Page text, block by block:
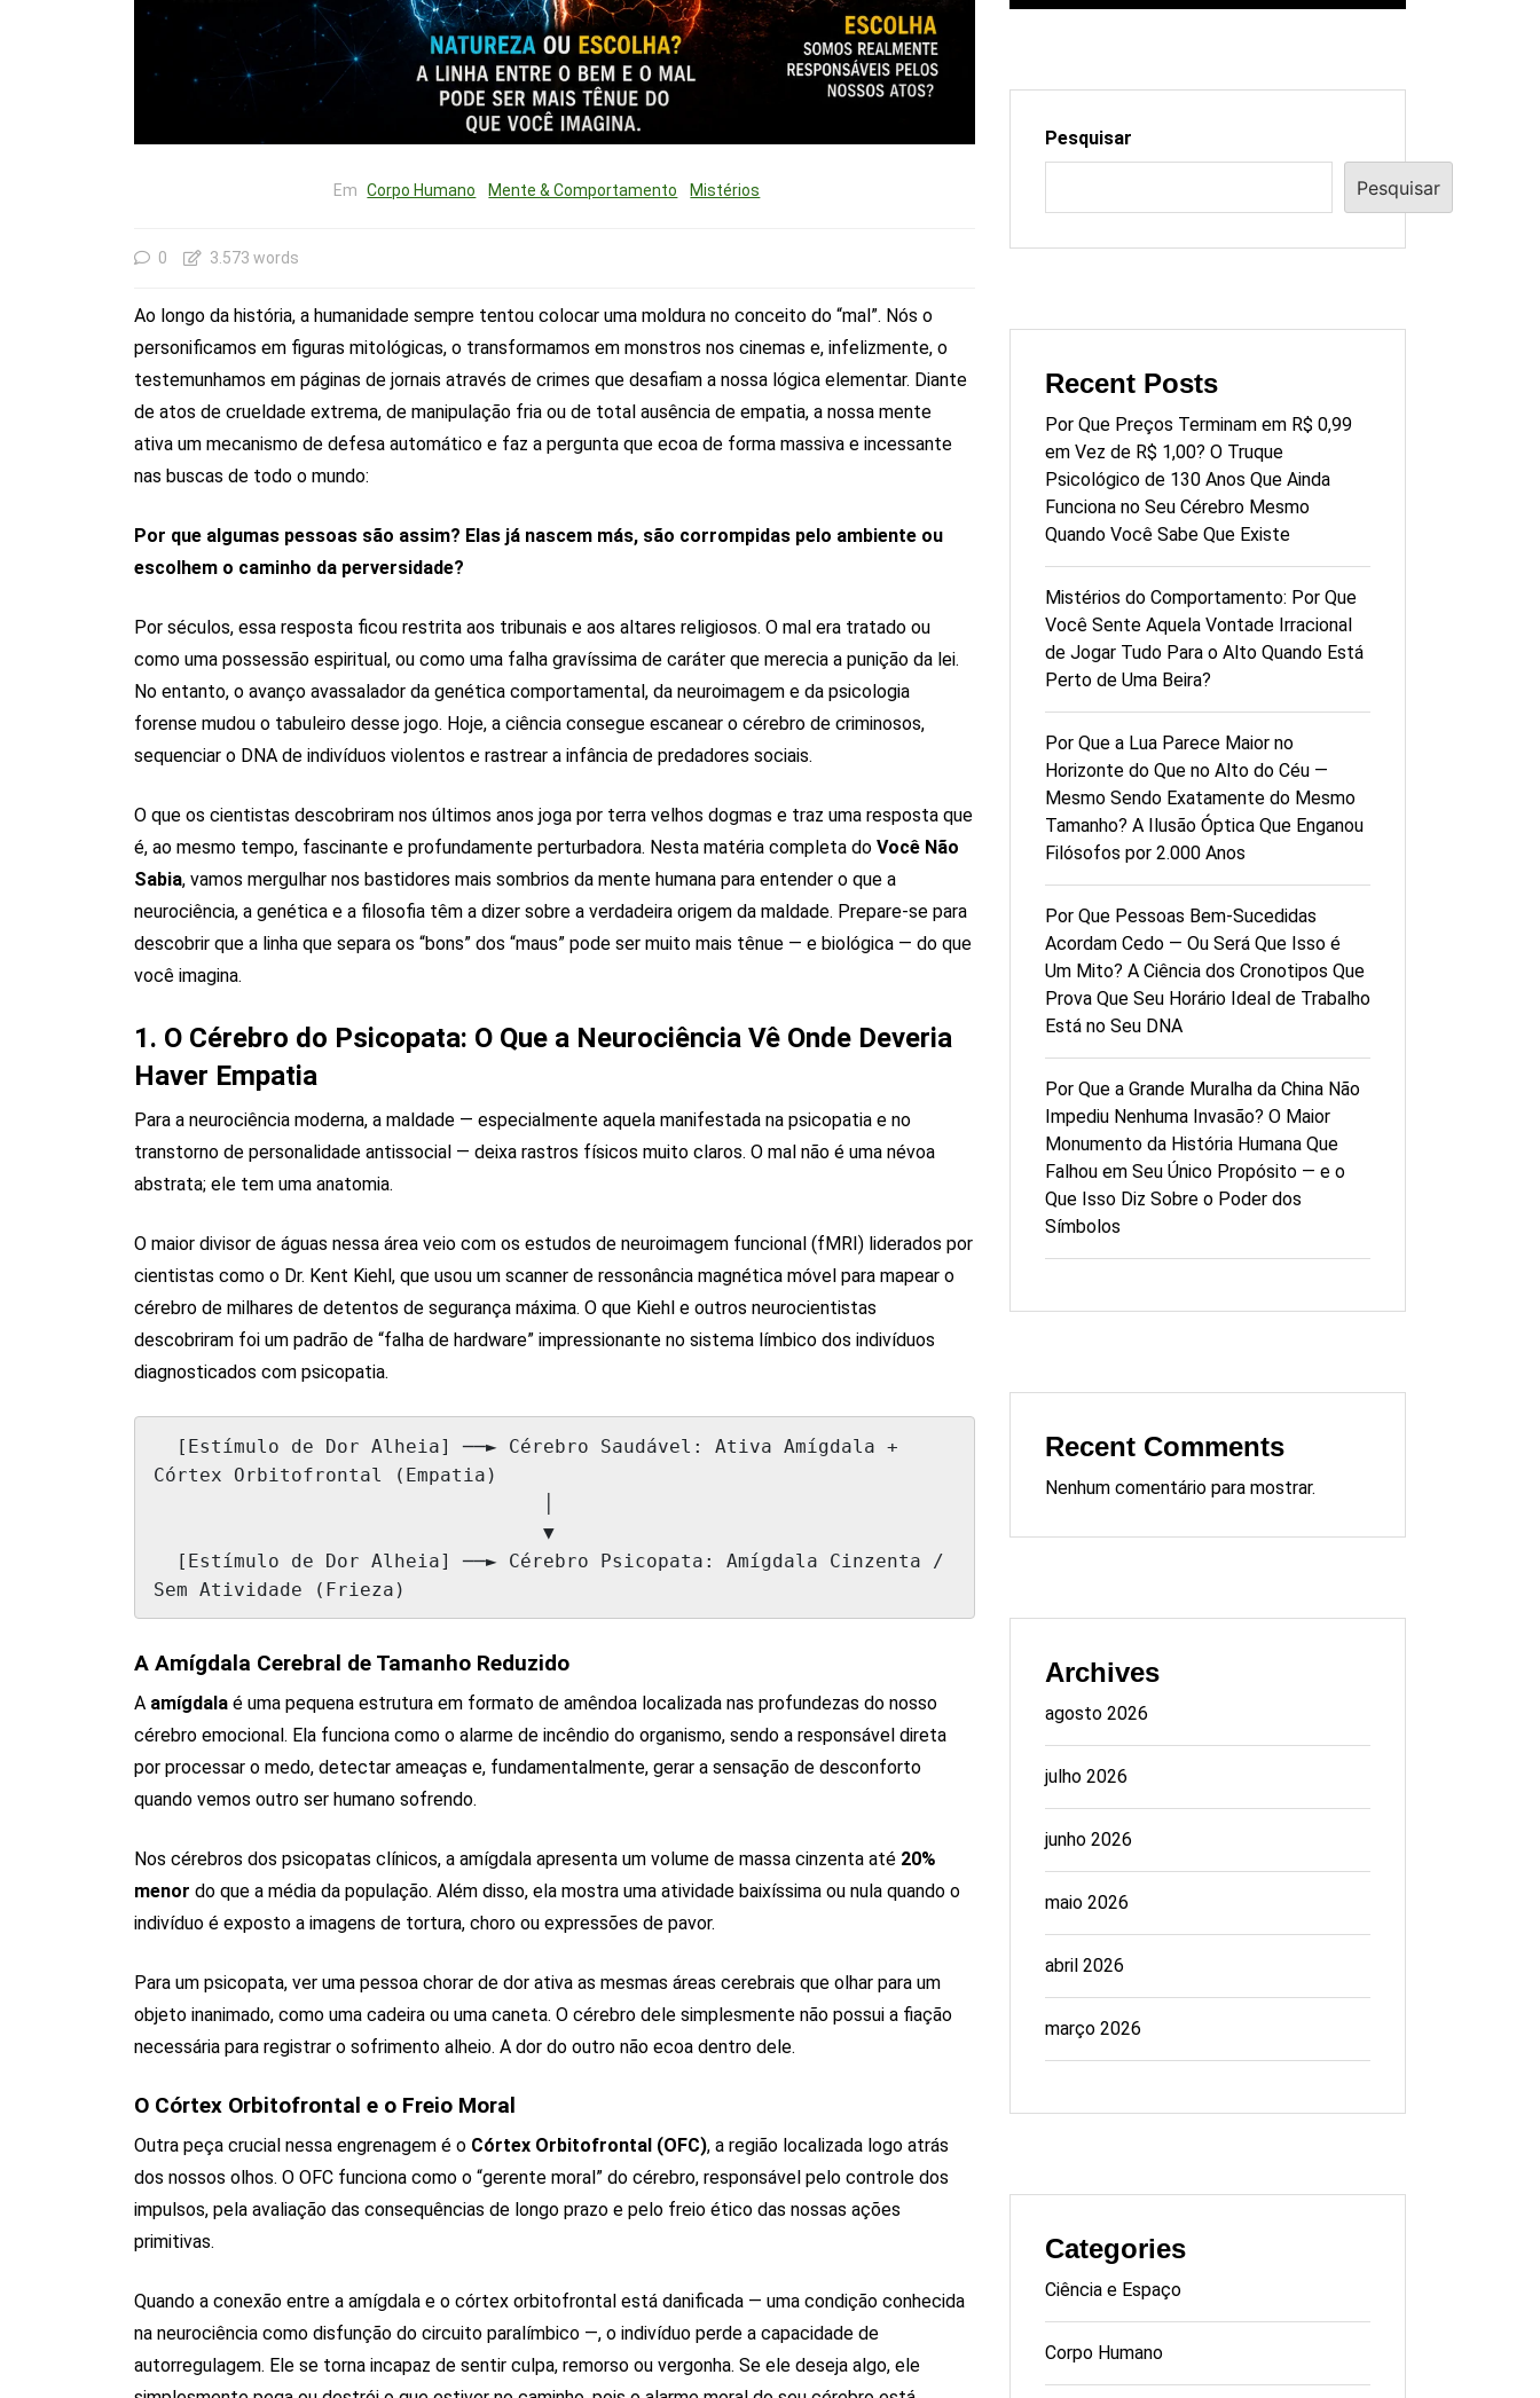
Em Corpo Humano Mente & Comportamento Mistérios
0 3.573 words
Ao longo da história, a humanidade sempre tentou colocar uma moldura no conceito do “mal”. Nós o
personificamos em figuras mitológicas, o transformamos em monstros nos cinemas e, infelizmente, o
testemunhamos em páginas de jornais através de crimes que desafiam a nossa lógica elementar. Diante
de atos de crueldade extrema, de manipulação fria ou de total ausência de empatia, a nossa mente
ativa um mecanismo de defesa automático e faz a pergunta que ecoa de forma massiva e incessante
nas buscas de todo o mundo:
Por que algumas pessoas são assim? Elas já nascem más, são corrompidas pelo ambiente ou
escolhem o caminho da perversidade?
Por séculos, essa resposta ficou restrita aos tribunais e aos altares religiosos. O mal era tratado ou
como uma possessão espiritual, ou como uma falha gravíssima de caráter que merecia a punição da lei.
No entanto, o avanço avassalador da genética comportamental, da neuroimagem e da psicologia
forense mudou o tabuleiro desse jogo. Hoje, a ciência consegue escanear o cérebro de criminosos,
sequenciar o DNA de indivíduos violentos e rastrear a infância de predadores sociais.
O que os cientistas descobriram nos últimos anos joga por terra velhos dogmas e traz uma resposta que
é, ao mesmo tempo, fascinante e profundamente perturbadora. Nesta matéria completa do Você Não
Sabia, vamos mergulhar nos bastidores mais sombrios da mente humana para entender o que a
neurociência, a genética e a filosofia têm a dizer sobre a verdadeira origem da maldade. Prepare-se para
descobrir que a linha que separa os “bons” dos “maus” pode ser muito mais tênue — e biológica — do que
você imagina.
1. O Cérebro do Psicopata: O Que a Neurociência Vê Onde Deveria
Haver Empatia
Para a neurociência moderna, a maldade — especialmente aquela manifestada na psicopatia e no
transtorno de personalidade antissocial — deixa rastros físicos muito claros. O mal não é uma névoa
abstrata; ele tem uma anatomia.
O maior divisor de águas nessa área veio com os estudos de neuroimagem funcional (fMRI) liderados por
cientistas como o Dr. Kent Kiehl, que usou um scanner de ressonância magnética móvel para mapear o
cérebro de milhares de detentos de segurança máxima. O que Kiehl e outros neurocientistas
descobriram foi um padrão de “falha de hardware” impressionante no sistema límbico dos indivíduos
diagnosticados com psicopatia.
Córtex Orbitofrontal (Empatia)
A Amígdala Cerebral de Tamanho Reduzido
A amígdala é uma pequena estrutura em formato de amêndoa localizada nas profundezas do nosso
cérebro emocional. Ela funciona como o alarme de incêndio do organismo, sendo a responsável direta
por processar o medo, detectar ameaças e, fundamentalmente, gerar a sensação de desconforto
quando vemos outro ser humano sofrendo.
Nos cérebros dos psicopatas clínicos, a amígdala apresenta um volume de massa cinzenta até 20%
menor do que a média da população. Além disso, ela mostra uma atividade baixíssima ou nula quando o
indivíduo é exposto a imagens de tortura, choro ou expressões de pavor.
Para um psicopata, ver uma pessoa chorar de dor ativa as mesmas áreas cerebrais que olhar para um
objeto inanimado, como uma cadeira ou uma caneta. O cérebro dele simplesmente não possui a fiação
necessária para registrar o sofrimento alheio. A dor do outro não ecoa dentro dele.
O Córtex Orbitofrontal e o Freio Moral
Outra peça crucial nessa engrenagem é o Córtex Orbitofrontal (OFC), a região localizada logo atrás
dos nossos olhos. O OFC funciona como o “gerente moral” do cérebro, responsável pelo controle dos
impulsos, pela avaliação das consequências de longo prazo e pelo freio ético das nossas ações
primitivas.
Quando a conexão entre a amígdala e o córtex orbitofrontal está danificada — uma condição conhecida
na neurociência como disfunção do circuito paralímbico —, o indivíduo perde a capacidade de
autorregulagem. Ele se torna incapaz de sentir culpa, remorso ou vergonha. Se ele deseja algo, ele
Pesquisar
Pesquisar
Recent Posts
Por Que Preços Terminam em R$ 0,99
em Vez de R$ 1,00? O Truque
Psicológico de 130 Anos Que Ainda
Funciona no Seu Cérebro Mesmo
Quando Você Sabe Que Existe
Mistérios do Comportamento: Por Que
Você Sente Aquela Vontade Irracional
de Jogar Tudo Para o Alto Quando Está
Perto de Uma Beira?
Por Que a Lua Parece Maior no
Horizonte do Que no Alto do Céu —
Mesmo Sendo Exatamente do Mesmo
Tamanho? A Ilusão Óptica Que Enganou
Filósofos por 2.000 Anos
Por Que Pessoas Bem-Sucedidas
Acordam Cedo — Ou Será Que Isso é
Um Mito? A Ciência dos Cronotipos Que
Prova Que Seu Horário Ideal de Trabalho
Está no Seu DNA
Por Que a Grande Muralha da China Não
Impediu Nenhuma Invasão? O Maior
Monumento da História Humana Que
Falhou em Seu Único Propósito — e o
Que Isso Diz Sobre o Poder dos
Símbolos
Recent Comments
Nenhum comentário para mostrar.
Archives
agosto 2026
julho 2026
junho 2026
maio 2026
abril 2026
março 2026
Categories
Ciência e Espaço
Corpo Humano